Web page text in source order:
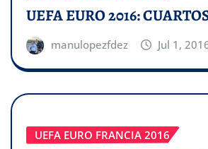
UEFA EURO 2016:
manulopezfdez Jul 1,
UEFA EURO FRANCIA 2016